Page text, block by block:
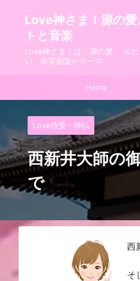
Love神さま！源の
トと音楽
Love神さま！は、源の愛 ・ス
い、現実創造がテーマ
Home
Love待受・神仏
西新井大師の
で
西
そ